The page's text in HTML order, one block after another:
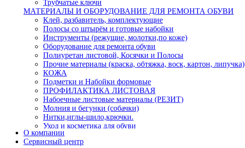
Трубчатые ключи
МАТЕРИАЛЫ И ОБОРУДОВАНИЕ ДЛЯ РЕМОНТА ОБУВИ
Клей, разбавитель, комплектующие
Полосы со штырём и готовые набойки
Инструменты (режущие, молотки,по коже)
Оборудование для ремонта обуви
Полиуретан листовой, Косячки и Полосы
Прочие материалы (краска, обтяжка, воск, картон, липучка)
КОЖА
Подметки и Набойки формовые
ПРОФИЛАКТИКА ЛИСТОВАЯ
Набоечные листовые материалы (РЕЗИТ)
Молния и бегунки (собачки)
Нитки,иглы-шило,крючки.
Уход и косметика для обуви
Кнопки (магнитые,кобурные)
Пряжки для ремня
О компании
Сервисный центр